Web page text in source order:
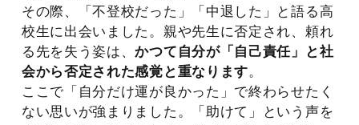
その際、「不登校だった」「中退した」と語る高
校生に出会いました。親や先生に否定され、頼れ
る先を失う姿は、かつて自分が「自己責任」と社
会から否定された感覚と重なります。
ここで「自分だけ運が良かった」で終わらせたく
ない思いが強まりました。「助けて」という声を